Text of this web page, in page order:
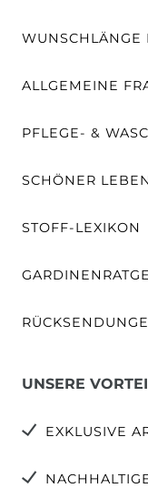
WUNSCHLÄNGE
ALLGEMEINE
PFLEGE- &
SCHÖNER
STOFF-LEXIKON
UNSERE
EXKLUSIVE